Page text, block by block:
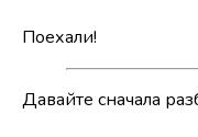
Поехали!
Давайте сначала